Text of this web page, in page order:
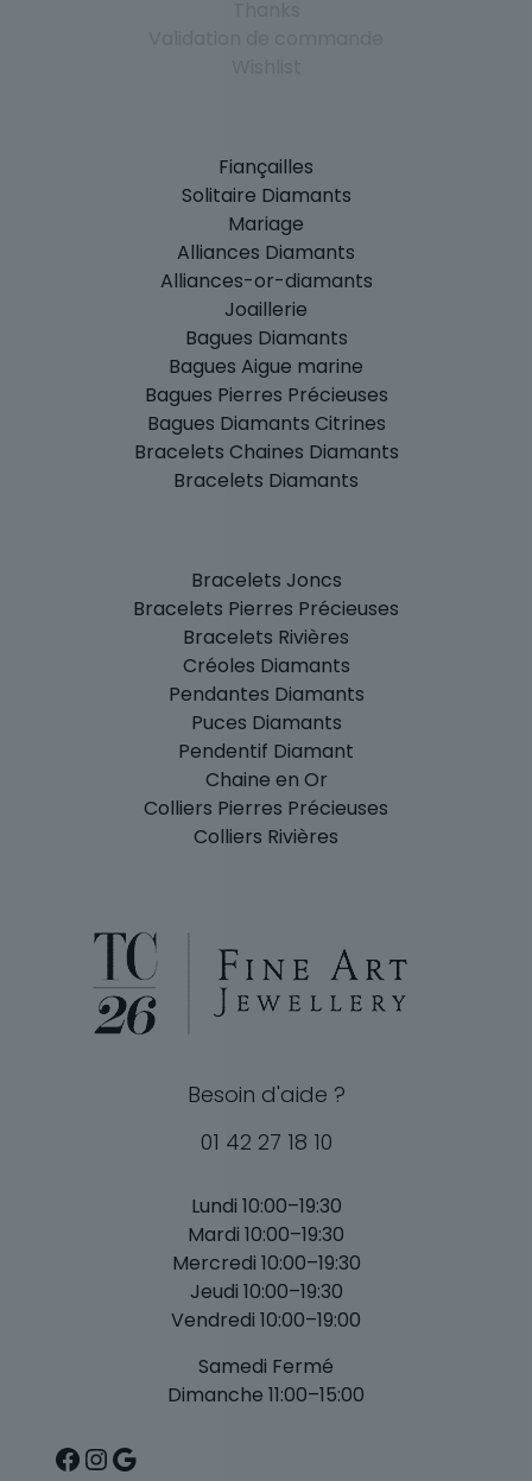
Fiançailles
Solitaire Diamants
Mariage
Alliances Diamants
Alliances-or-diamants
Joaillerie
Bagues Diamants
Bagues Aigue marine
Bagues Pierres Précieuses
Bagues Diamants Citrines
Bracelets Chaines Diamants
Bracelets Diamants
Bracelets Joncs
Bracelets Pierres Précieuses
Bracelets Rivières
Créoles Diamants
Pendantes Diamants
Puces Diamants
Pendentif Diamant
Chaine en Or
Colliers Pierres Précieuses
Colliers Rivières
Besoin d'aide ?
01 42 27 18 10
Lundi 10:00–19:30
Mardi 10:00–19:30
Mercredi 10:00–19:30
Jeudi 10:00–19:30
Vendredi 10:00–19:00
Samedi Fermé
Dimanche 11:00–15:00
Facebook
Instagram
Google